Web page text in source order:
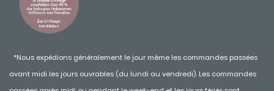
*Nous expédions généralement le jour même les commandes passées
avant midi les jours ouvrables (du lundi au vendredi). Les commandes